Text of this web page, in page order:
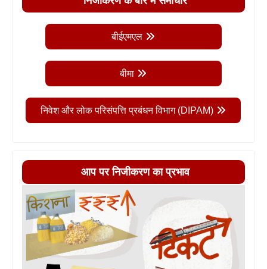
बीईएमएल
बीमा
निवेश और लोक परिसंपत्ति प्रबंधन विभाग (DIPAM)
आप पर निजीकरण का प्रभाव